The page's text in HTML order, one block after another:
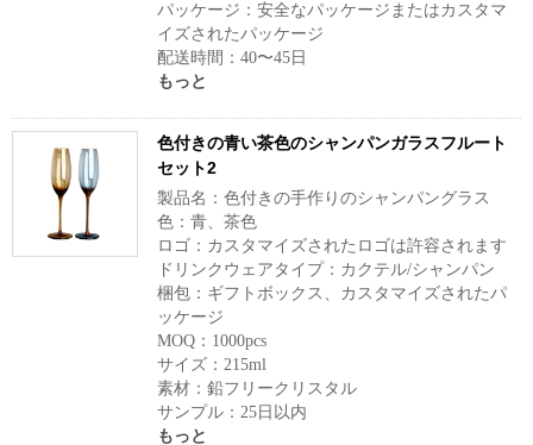
パッケージ：安全なパッケージまたはカスタマ
イズされたパッケージ
配送時間：40〜45日
もっと
色付きの青い茶色のシャンパンガラスフルート
セット2
製品名：色付きの手作りのシャンパングラス
色：青、茶色
ロゴ：カスタマイズされたロゴは許容されます
ドリンクウェアタイプ：カクテル/シャンパン
梱包：ギフトボックス、カスタマイズされたパ
ッケージ
MOQ：1000pcs
サイズ：215ml
素材：鉛フリークリスタル
サンプル：25日以内
もっと